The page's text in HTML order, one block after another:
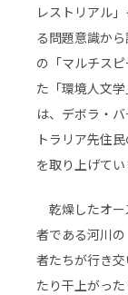
レストリアル
る問題意識か
の「マルチス
た「環境人文
は、デボラ・
トラリア先住
を取り上げてい
乾燥したオー
者である河川
者たちが行き
たり干上がっ